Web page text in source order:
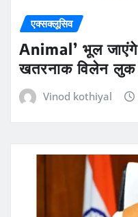
एक्सक्लूसिव
Animal’ भूल
खतरनाक विलेन
Vinod kothiyal